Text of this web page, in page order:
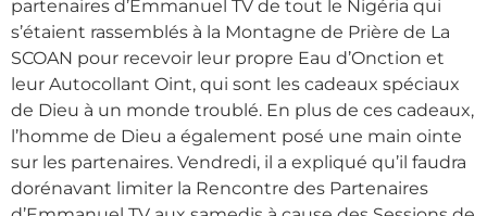
partenaires d’Emmanuel TV de tout le Nigéria qui
s’étaient rassemblés à la Montagne de Prière de La
SCOAN pour recevoir leur propre Eau d’Onction et
leur Autocollant Oint, qui sont les cadeaux spéciaux
de Dieu à un monde troublé. En plus de ces cadeaux,
l’homme de Dieu a également posé une main ointe
sur les partenaires. Vendredi, il a expliqué qu’il faudra
dorénavant limiter la Rencontre des Partenaires